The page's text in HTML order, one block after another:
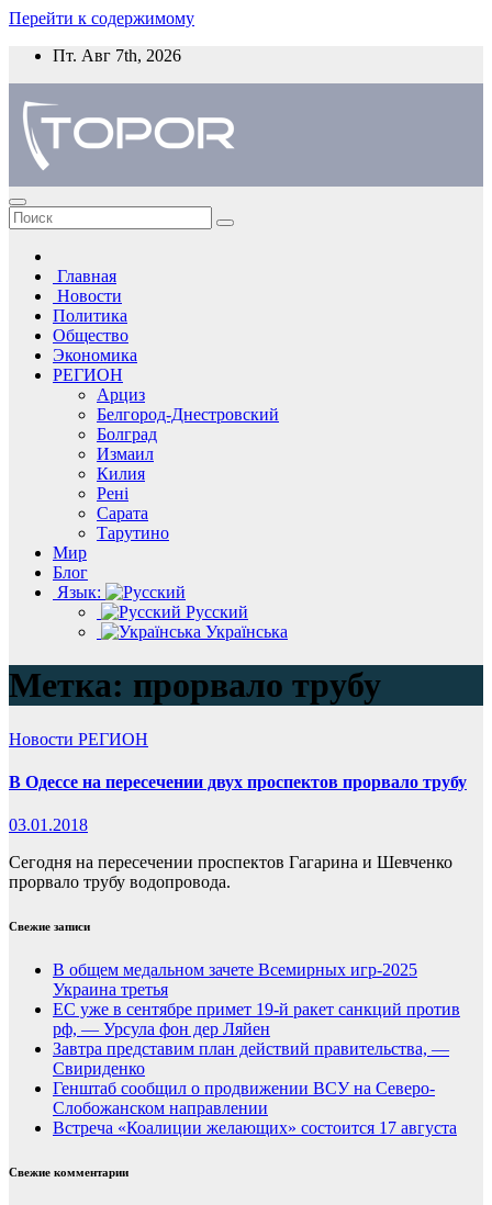
Перейти к содержимому
Пт. Авг 7th, 2026
Главная
Новости
Политика
Общество
Экономика
РЕГИОН
Арциз
Белгород-Днестровский
Болград
Измаил
Килия
Рені
Сарата
Тарутино
Мир
Блог
Язык:
Русский
Українська
Метка: прорвало трубу
Новости РЕГИОН
В Одессе на пересечении двух проспектов прорвало трубу
03.01.2018
Сегодня на пересечении проспектов Гагарина и Шевченко
прорвало трубу водопровода.
Свежие записи
В общем медальном зачете Всемирных игр-2025
Украина третья
ЕС уже в сентябре примет 19-й ракет санкций против
рф, — Урсула фон дер Ляйен
Завтра представим план действий правительства, —
Свириденко
Генштаб сообщил о продвижении ВСУ на Северо-
Слобожанском направлении
Встреча «Коалиции желающих» состоится 17 августа
Свежие комментарии